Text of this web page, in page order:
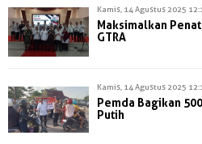
Kamis, 14 Agustus 2025
Maksimalkan
GTRA
Kamis, 14 Agustus 2025
Pemda Bagikan
Putih